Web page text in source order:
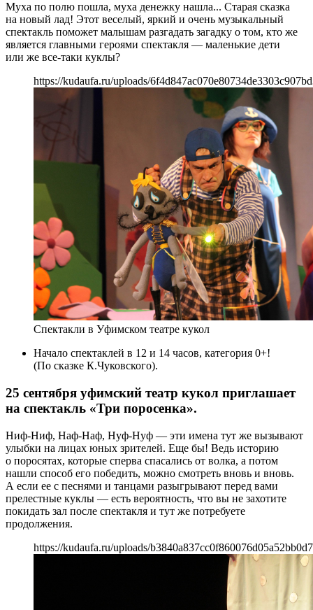
Муха по полю пошла, муха денежку нашла... Старая сказка
на новый лад! Этот веселый, яркий и очень музыкальный
спектакль поможет малышам разгадать загадку о том, кто же
является главными героями спектакля — маленькие дети
или же все-таки куклы?
https://kudaufa.ru/uploads/
Спектакли в Уфимском театре кукол
Начало спектаклей в 12 и 14 часов, категория 0+!
(По сказке К.Чуковского).
25 сентября уфимский театр кукол приглашает
на спектакль «Три поросенка».
Ниф-Ниф, Наф-Наф, Нуф-Нуф — эти имена тут же вызывают
улыбки на лицах юных зрителей. Еще бы! Ведь историю
о поросятах, которые сперва спасались от волка, а потом
нашли способ его победить, можно смотреть вновь и вновь.
А если ее с песнями и танцами разыгрывают перед вами
прелестные куклы — есть вероятность, что вы не захотите
покидать зал после спектакля и тут же потребуете
продолжения.
https://kudaufa.ru/uploads/